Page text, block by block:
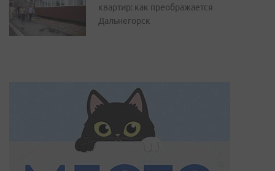
квартир: как преображается
Дальнегорск